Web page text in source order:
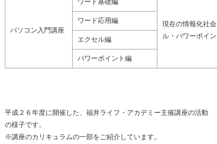
パソコン入門講座
ワード基礎編
現在の情報化社
ル・パワーポイ
ワード応用編
エクセル編
パワーポイント編
平成２６年度に開催した、福井ライフ・アカデミー主催講座の活動
の様子です。
※講座のカリキュラムの一部をご紹介しています。